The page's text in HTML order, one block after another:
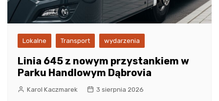
Lokalne Transport wydarzenia
Linia 645 z nowym przystankiem w
Parku Handlowym Dąbrovia
Karol Kaczmarek 3 sierpnia 2026